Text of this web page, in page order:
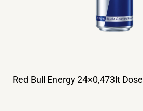
Red Bull Energy 24×0,473lt Dose